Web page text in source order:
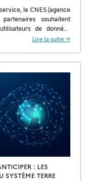
le CNES (agence
souhaitent
de données
US, acteurs privés
Lire la suite →
: LES
SYSTÈME TERRE